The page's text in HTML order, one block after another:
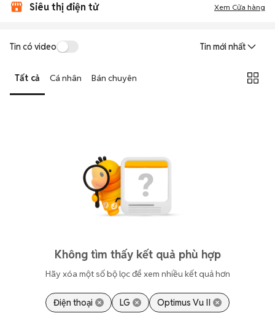
Siêu thị điện tử Xem Cửa hàng
Tin có video Tin mới nhất
Tất cả Cá nhân Bán chuyên
Không tìm thấy kết quả phù hợp
Hãy xóa một số bộ lọc để xem nhiều kết quả hơn
Điện thoại LG Optimus Vu II